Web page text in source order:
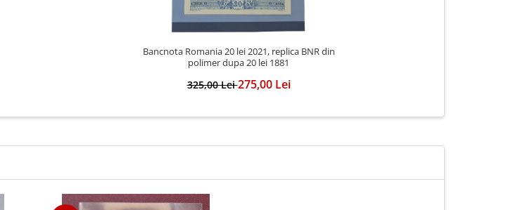
Bancnota Romania 20 lei 2021, replica BNR din
polimer dupa 20 lei 1881
325,00 Lei275,00 Lei